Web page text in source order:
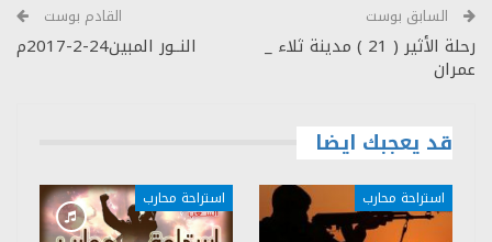
السابق بوست
رحلة الأثير ( 21 ) مدينة ثلاء _
عمران
القادم بوست
النــور المبين24-2-2017م
قد يعجبك ايضا
استراحة محارب استراحة محارب